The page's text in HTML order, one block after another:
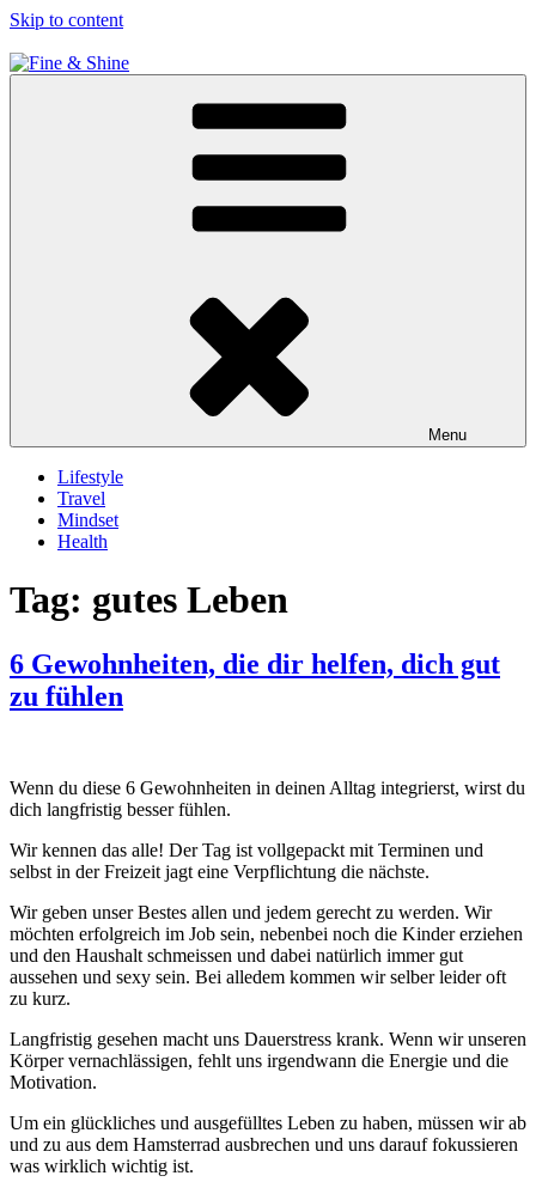
Skip to content
Menu
Lifestyle
Travel
Mindset
Health
Tag: gutes Leben
6 Gewohnheiten, die dir helfen, dich gut
zu fühlen
Wenn du diese 6 Gewohnheiten in deinen Alltag integrierst, wirst du
dich langfristig besser fühlen.
Wir kennen das alle! Der Tag ist vollgepackt mit Terminen und
selbst in der Freizeit jagt eine Verpflichtung die nächste.
Wir geben unser Bestes allen und jedem gerecht zu werden. Wir
möchten erfolgreich im Job sein, nebenbei noch die Kinder erziehen
und den Haushalt schmeissen und dabei natürlich immer gut
aussehen und sexy sein. Bei alledem kommen wir selber leider oft
zu kurz.
Langfristig gesehen macht uns Dauerstress krank. Wenn wir unseren
Körper vernachlässigen, fehlt uns irgendwann die Energie und die
Motivation.
Um ein glückliches und ausgefülltes Leben zu haben, müssen wir ab
und zu aus dem Hamsterrad ausbrechen und uns darauf fokussieren
was wirklich wichtig ist.